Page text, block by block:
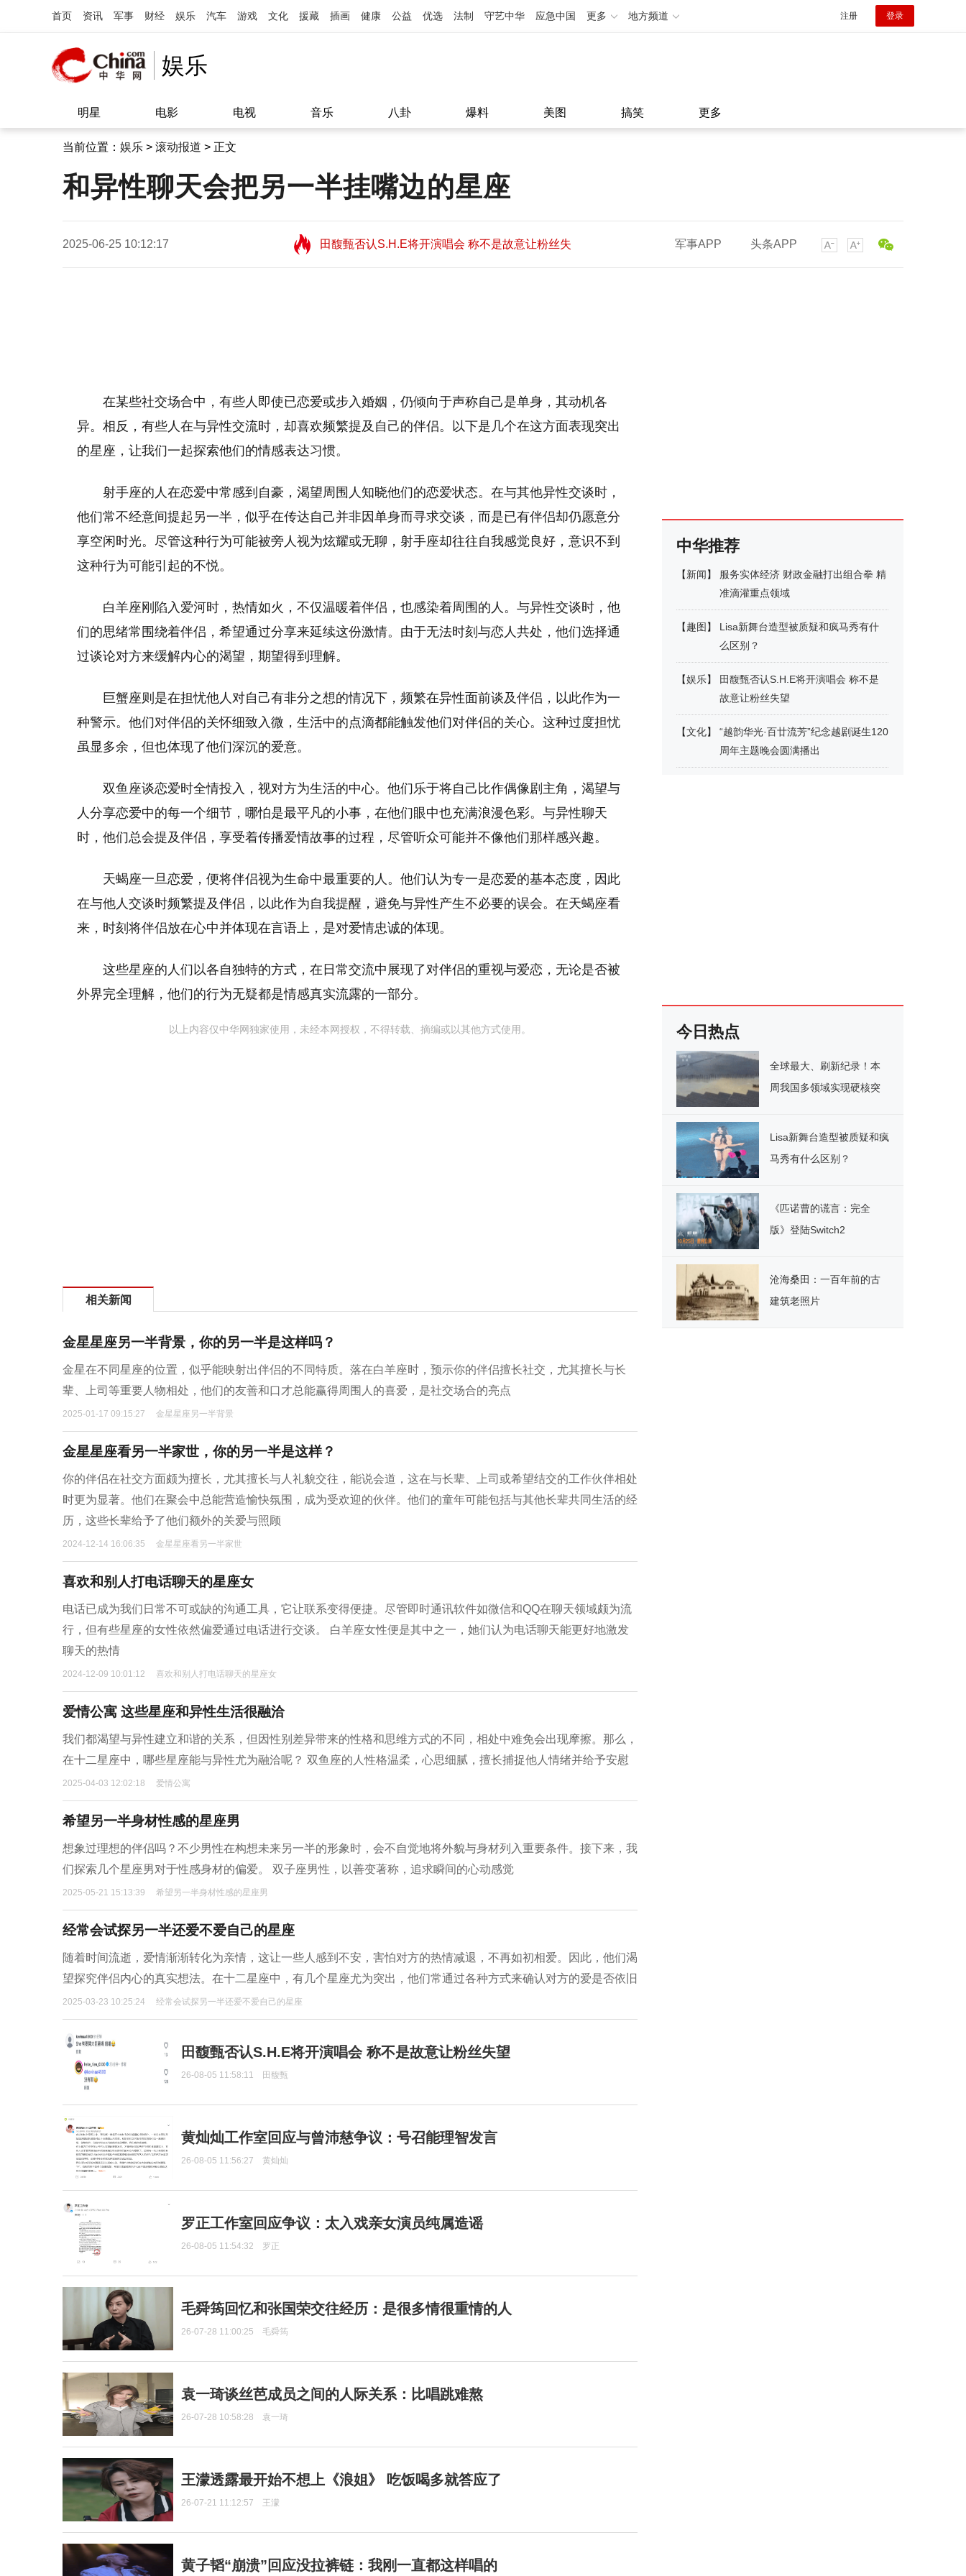
首页 资讯 军事 财经 娱乐 汽车 游戏 文化 援藏 插画 健康 公益 优选 法制 守艺中华 应急中国 更多 地方频道 注册 登录
娱乐
明星 电影 电视 音乐 八卦 爆料 美图 搞笑 更多
当前位置： 娱乐 > 滚动报道 > 正文
和异性聊天会把另一半挂嘴边的星座
2025-06-25 10:12:17
田馥甄否认S.H.E将开演唱会 称不是故意让粉丝失
望11:08
田馥甄否认S.H.E将开演唱会 称不是故意让粉丝失
军事APP 头条APP
在某些社交场合中，有些人即使已恋爱或步入婚姻，仍倾向于声称自己是单身，其动机各
异。相反，有些人在与异性交流时，却喜欢频繁提及自己的伴侣。以下是几个在这方面表现突出
的星座，让我们一起探索他们的情感表达习惯。
射手座的人在恋爱中常感到自豪，渴望周围人知晓他们的恋爱状态。在与其他异性交谈时，
他们常不经意间提起另一半，似乎在传达自己并非因单身而寻求交谈，而是已有伴侣却仍愿意分
享空闲时光。尽管这种行为可能被旁人视为炫耀或无聊，射手座却往往自我感觉良好，意识不到
这种行为可能引起的不悦。
白羊座刚陷入爱河时，热情如火，不仅温暖着伴侣，也感染着周围的人。与异性交谈时，他
们的思绪常围绕着伴侣，希望通过分享来延续这份激情。由于无法时刻与恋人共处，他们选择通
过谈论对方来缓解内心的渴望，期望得到理解。
巨蟹座则是在担忧他人对自己有非分之想的情况下，频繁在异性面前谈及伴侣，以此作为一
种警示。他们对伴侣的关怀细致入微，生活中的点滴都能触发他们对伴侣的关心。这种过度担忧
虽显多余，但也体现了他们深沉的爱意。
双鱼座谈恋爱时全情投入，视对方为生活的中心。他们乐于将自己比作偶像剧主角，渴望与
人分享恋爱中的每一个细节，哪怕是最平凡的小事，在他们眼中也充满浪漫色彩。与异性聊天
时，他们总会提及伴侣，享受着传播爱情故事的过程，尽管听众可能并不像他们那样感兴趣。
天蝎座一旦恋爱，便将伴侣视为生命中最重要的人。他们认为专一是恋爱的基本态度，因此
在与他人交谈时频繁提及伴侣，以此作为自我提醒，避免与异性产生不必要的误会。在天蝎座看
来，时刻将伴侣放在心中并体现在言语上，是对爱情忠诚的体现。
这些星座的人们以各自独特的方式，在日常交流中展现了对伴侣的重视与爱恋，无论是否被
外界完全理解，他们的行为无疑都是情感真实流露的一部分。
以上内容仅中华网独家使用，未经本网授权，不得转载、摘编或以其他方式使用。
相关新闻
金星星座另一半背景，你的另一半是这样吗？
金星在不同星座的位置，似乎能映射出伴侣的不同特质。落在白羊座时，预示你的伴侣擅长社交，尤其擅长与长
辈、上司等重要人物相处，他们的友善和口才总能赢得周围人的喜爱，是社交场合的亮点
2025-01-17 09:15:27 金星星座另一半背景
金星星座看另一半家世，你的另一半是这样？
你的伴侣在社交方面颇为擅长，尤其擅长与人礼貌交往，能说会道，这在与长辈、上司或希望结交的工作伙伴相处
时更为显著。他们在聚会中总能营造愉快氛围，成为受欢迎的伙伴。他们的童年可能包括与其他长辈共同生活的经
历，这些长辈给予了他们额外的关爱与照顾
2024-12-14 16:06:35 金星星座看另一半家世
喜欢和别人打电话聊天的星座女
电话已成为我们日常不可或缺的沟通工具，它让联系变得便捷。尽管即时通讯软件如微信和QQ在聊天领域颇为流
行，但有些星座的女性依然偏爱通过电话进行交谈。 白羊座女性便是其中之一，她们认为电话聊天能更好地激发
聊天的热情
2024-12-09 10:01:12 喜欢和别人打电话聊天的星座女
爱情公寓 这些星座和异性生活很融洽
我们都渴望与异性建立和谐的关系，但因性别差异带来的性格和思维方式的不同，相处中难免会出现摩擦。那么，
在十二星座中，哪些星座能与异性尤为融洽呢？ 双鱼座的人性格温柔，心思细腻，擅长捕捉他人情绪并给予安慰
2025-04-03 12:02:18 爱情公寓
希望另一半身材性感的星座男
想象过理想的伴侣吗？不少男性在构想未来另一半的形象时，会不自觉地将外貌与身材列入重要条件。接下来，我
们探索几个星座男对于性感身材的偏爱。 双子座男性，以善变著称，追求瞬间的心动感觉
2025-05-21 15:13:39 希望另一半身材性感的星座男
经常会试探另一半还爱不爱自己的星座
随着时间流逝，爱情渐渐转化为亲情，这让一些人感到不安，害怕对方的热情减退，不再如初相爱。因此，他们渴
望探究伴侣内心的真实想法。在十二星座中，有几个星座尤为突出，他们常通过各种方式来确认对方的爱是否依旧
2025-03-23 10:25:24 经常会试探另一半还爱不爱自己的星座
田馥甄否认S.H.E将开演唱会 称不是故意让粉丝失望
26-08-05 11:58:11 田馥甄
黄灿灿工作室回应与曾沛慈争议：号召能理智发言
26-08-05 11:56:27 黄灿灿
罗正工作室回应争议：太入戏亲女演员纯属造谣
26-08-05 11:54:32 罗正
毛舜筠回忆和张国荣交往经历：是很多情很重情的人
26-07-28 11:00:25 毛舜筠
袁一琦谈丝芭成员之间的人际关系：比唱跳难熬
26-07-28 10:58:28 袁一琦
王濛透露最开始不想上《浪姐》 吃饭喝多就答应了
26-07-21 11:12:57 王濛
黄子韬“崩溃”回应没拉裤链：我刚一直都这样唱的
中华推荐
【新闻】
服务实体经济 财政金融打出组合拳 精
准滴灌重点领域
【趣图 】
Lisa新舞台造型被质疑和疯马秀有什
么区别？
【娱乐】
田馥甄否认S.H.E将开演唱会 称不是
故意让粉丝失望
【文化】
“越韵华光·百廿流芳”纪念越剧诞生120
周年主题晚会圆满播出
今日热点
全球最大、刷新纪录！本
周我国多领域实现硬核突
Lisa新舞台造型被质疑和疯
马秀有什么区别？
《匹诺曹的谎言：完全
版》登陆Switch2
沧海桑田：一百年前的古
建筑老照片